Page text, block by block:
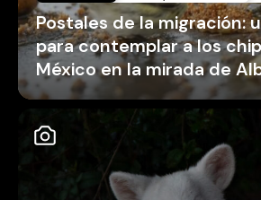
Postales de la migración:
para contemplar a los
México en la mirada de